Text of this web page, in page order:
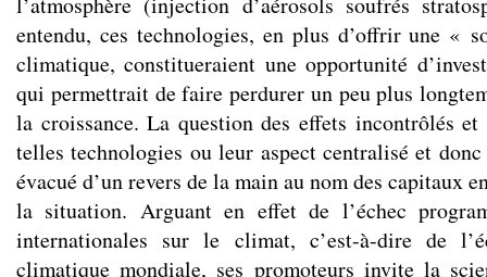
entendu, ces technologies, en plus d’offrir une «
climatique, constitueraient une opportunité
qui permettrait de faire perdurer un peu plus
la croissance. La question des effets incontrôlés
telles technologies ou leur aspect centralisé et
évacué d’un revers de la main au nom des capitaux
la situation. Arguant en effet de l’échec
internationales sur le climat, c’est-à-dire de
climatique mondiale, ses promoteurs invite la